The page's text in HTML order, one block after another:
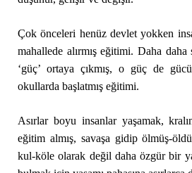
Çok önceleri henüz devlet yokken
mahallede alırmış eğitimi. Daha daha
‘güç’ ortaya çıkmış, o güç de
okullarda başlatmış eğitimi.
Asırlar boyu insanlar yaşamak,
eğitim almış, savaşa gidip ölmüş-
kul-köle olarak değil daha özgür bir